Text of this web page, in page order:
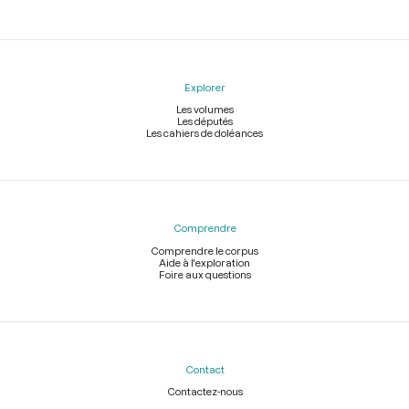
Explorer
Les volumes
Les députés
Les cahiers de doléances
Comprendre
Comprendre le corpus
Aide à l'exploration
Foire aux questions
Contact
Contactez-nous